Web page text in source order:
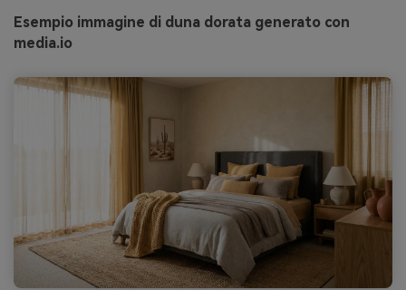
Esempio immagine di duna dorata generato con
media.io